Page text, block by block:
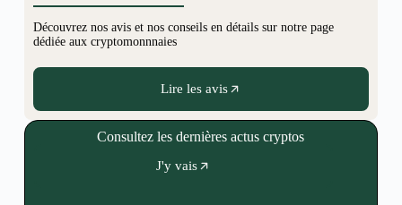
Découvrez nos avis et nos conseils en détails sur notre page
dédiée aux cryptomonnnaies
Lire les avis
Consultez les dernières actus cryptos
J'y vais